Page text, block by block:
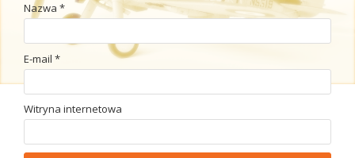
Nazwa *
E-mail *
Witryna internetowa